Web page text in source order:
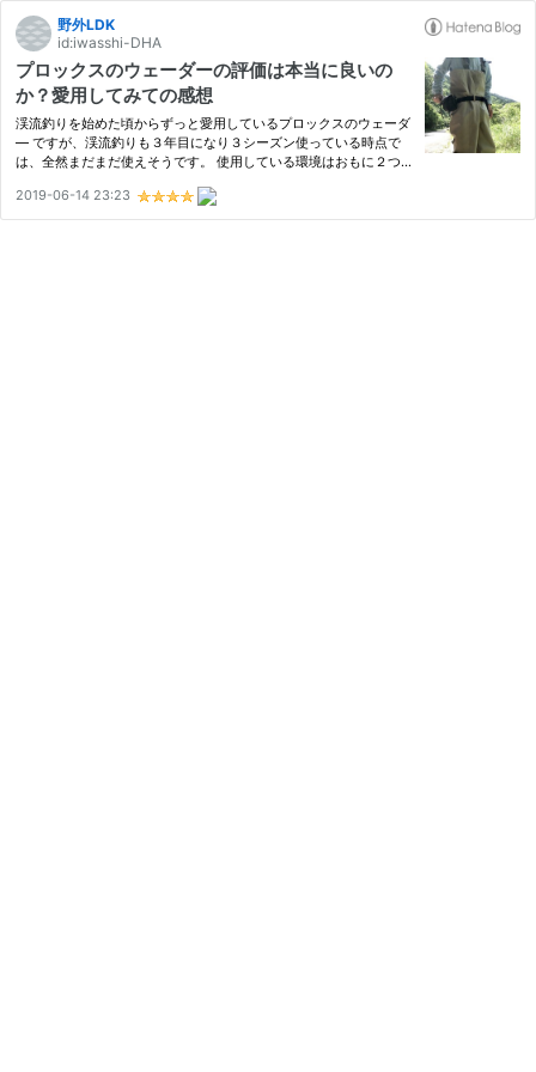
野外LDK
id:iwasshi-DHA
プロックスのウェーダーの評価は本当に良いの
か？愛用してみての感想
渓流釣りを始めた頃からずっと愛用しているプロックスのウェーダ
― ですが、渓流釣りも３年目になり３シーズン使っている時点で
は、全然まだまだ使えそうです。 使用している環境はおもに２つ
人的には値段的にもとても満足しているのですが、商品レビュー
を…
2019-06-14 23:23